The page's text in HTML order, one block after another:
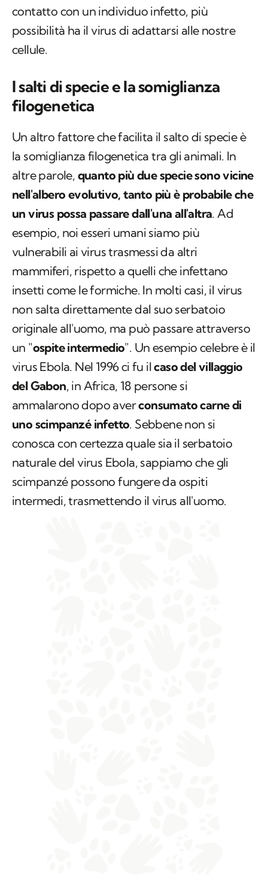
contatto con un individuo infetto, più
possibilità ha il virus di adattarsi alle nostre
cellule.
I salti di specie e la somiglianza
filogenetica
Un altro fattore che facilita il salto di specie è
la somiglianza filogenetica tra gli animali. In
altre parole, quanto più due specie sono vicine
nell'albero evolutivo, tanto più è probabile che
un virus possa passare dall'una all'altra. Ad
esempio, noi esseri umani siamo più
vulnerabili ai virus trasmessi da altri
mammiferi, rispetto a quelli che infettano
insetti come le formiche. In molti casi, il virus
non salta direttamente dal suo serbatoio
originale all'uomo, ma può passare attraverso
un "ospite intermedio". Un esempio celebre è il
virus Ebola. Nel 1996 ci fu ilcaso del villaggio
del Gabon, in Africa, 18 persone si
ammalarono dopo averconsumato carne di
uno scimpanzé infetto. Sebbene non si
conosca con certezza quale sia il serbatoio
naturale del virus Ebola, sappiamo che gli
scimpanzé possono fungere da ospiti
intermedi, trasmettendo il virus all'uomo.